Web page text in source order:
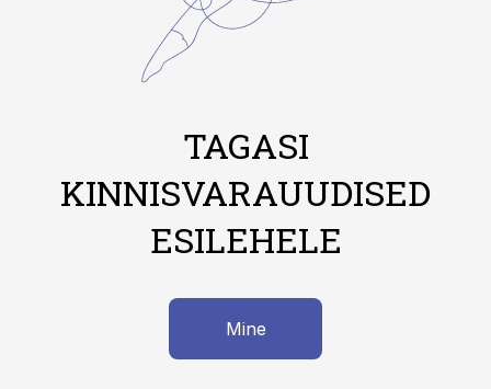
TAGASI
KINNISVARAUUDISED
ESILEHELE
Mine